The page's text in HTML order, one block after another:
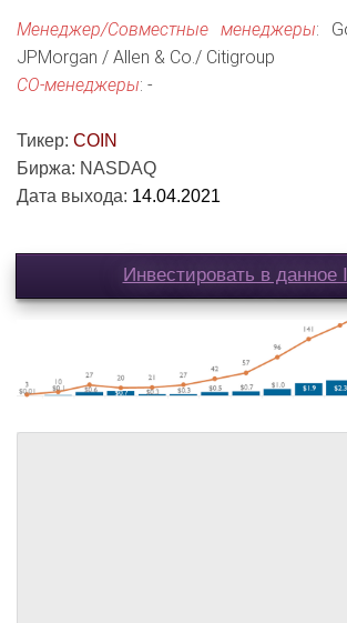
Менеджер/Совместные менеджеры:
JPMorgan / Allen & Co./ Citigroup
СО-менеджеры: -
Тикер: COIN
Биржа: NASDAQ
Дата выхода: 14.04.2021
Инвестировать в данное